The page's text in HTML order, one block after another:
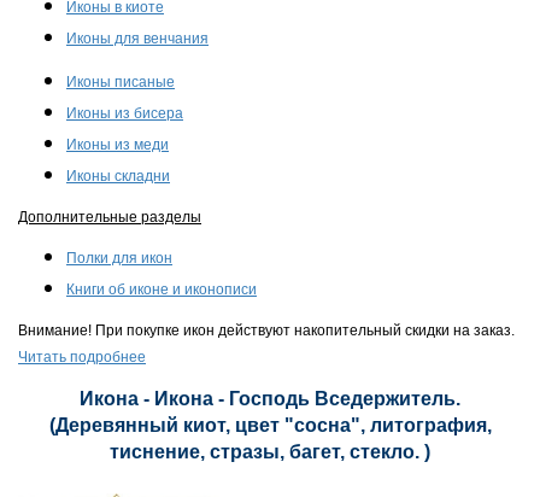
Иконы в киоте
Иконы для венчания
Иконы писаные
Иконы из бисера
Иконы из меди
Иконы складни
Дополнительные разделы
Полки для икон
Книги об иконе и иконописи
Внимание! При покупке икон действуют накопительный скидки на заказ.
Читать подробнее
Икона - Икона - Господь Вседержитель.
(Деревянный киот, цвет "сосна", литография,
тиснение, стразы, багет, стекло. )